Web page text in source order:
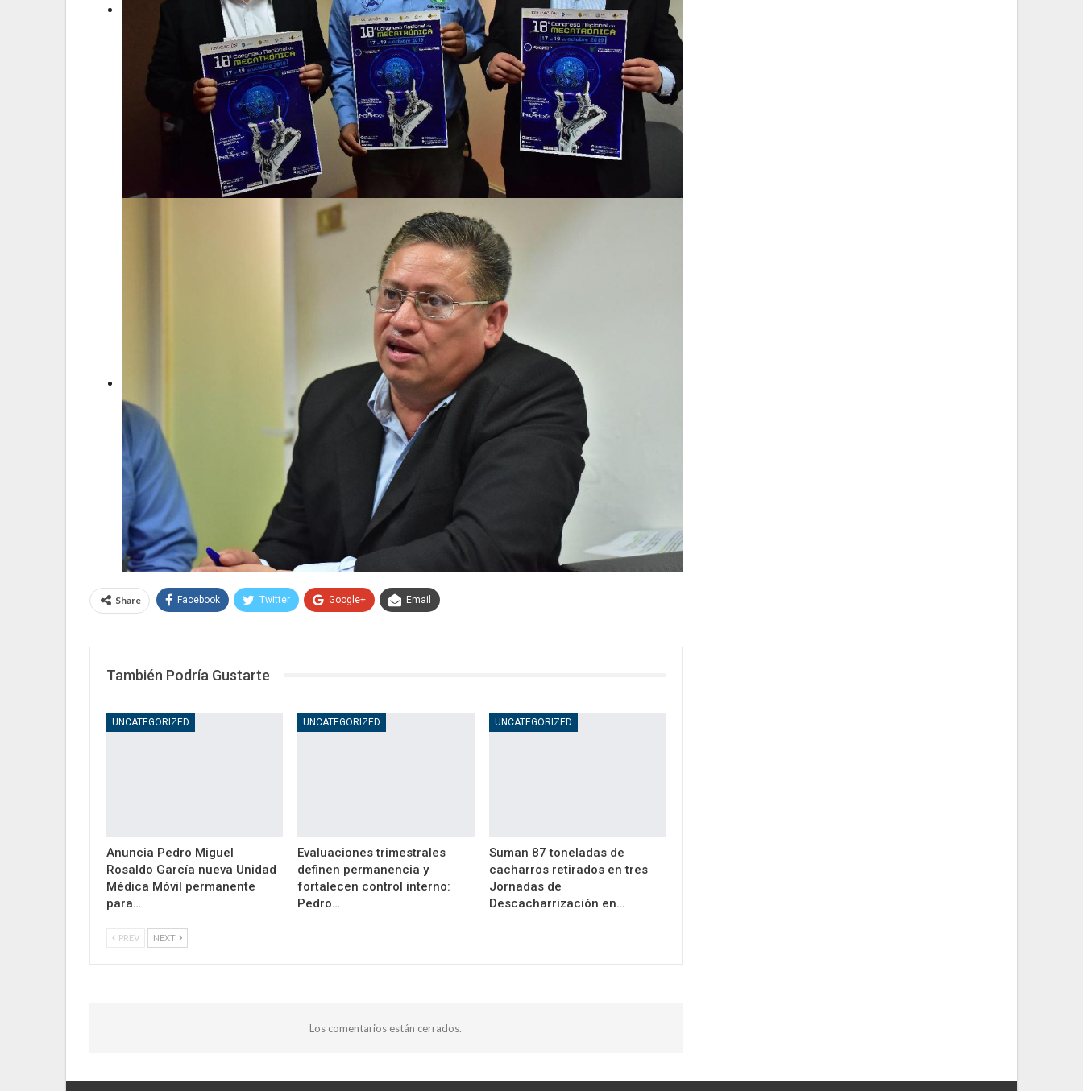
Share Facebook Twitter Google+ Email
También Podría Gustarte
UNCATEGORIZED
Anuncia Pedro Miguel
Rosaldo García nueva Unidad
Médica Móvil permanente
para…
UNCATEGORIZED
Evaluaciones trimestrales
definen permanencia y
fortalecen control interno:
Pedro…
UNCATEGORIZED
Suman 87 toneladas de
cacharros retirados en tres
Jornadas de
Descacharrización en…
PREV NEXT
Los comentarios están cerrados.